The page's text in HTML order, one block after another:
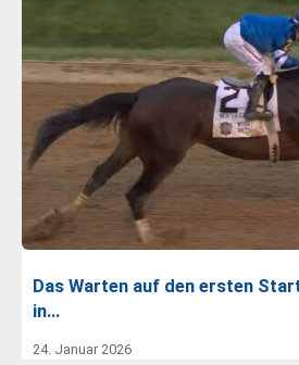
Das Warten auf den ersten
in…
24. Januar 2026